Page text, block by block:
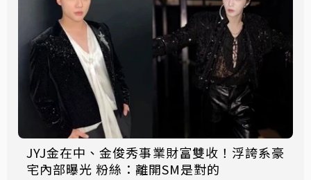
JYJ金在中、金俊秀事業財富雙收！浮誇系豪
宅內部曝光 粉絲：離開SM是對的